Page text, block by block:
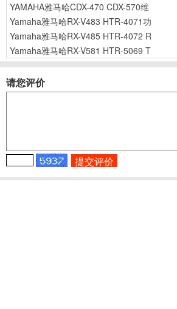
YAMAHA雅马哈CDX-470 CDX-570维
Yamaha雅马哈RX-V483 HTR-4071功
Yamaha雅马哈RX-V485 HTR-4072 R
Yamaha雅马哈RX-V581 HTR-5069 T
请您评价